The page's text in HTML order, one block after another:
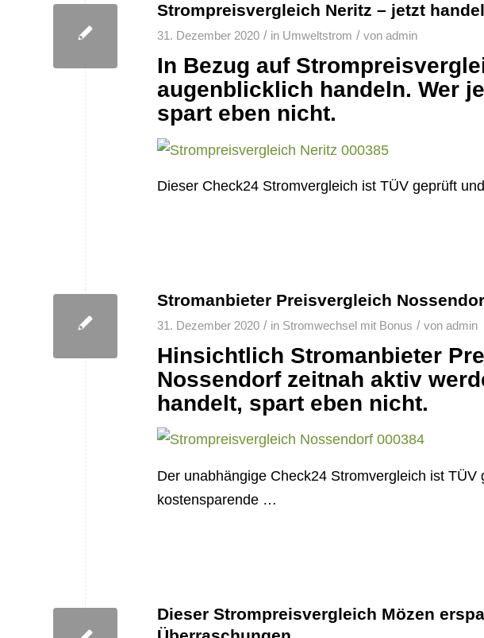
Strompreisvergleich Neritz – jetzt
31. Dezember 2020 / in Umweltstrom / von admin
In Bezug auf
augenblicklich handeln. Wer
spart eben nicht.
Dieser Check24 Stromvergleich ist TÜV geprüft
Stromanbieter Preisvergleich
31. Dezember 2020 / in Stromwechsel mit Bonus / von admin
Hinsichtlich Stromanbieter
Nossendorf zeitnah aktiv
handelt, spart eben nicht.
Der unabhängige Check24 Stromvergleich ist TÜV
kostensparende …
Dieser Strompreisvergleich Mözen